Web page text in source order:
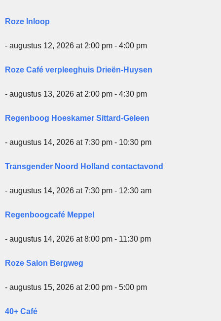
Roze Inloop
- augustus 12, 2026 at 2:00 pm - 4:00 pm
Roze Café verpleeghuis Drieën-Huysen
- augustus 13, 2026 at 2:00 pm - 4:30 pm
Regenboog Hoeskamer Sittard-Geleen
- augustus 14, 2026 at 7:30 pm - 10:30 pm
Transgender Noord Holland contactavond
- augustus 14, 2026 at 7:30 pm - 12:30 am
Regenboogcafé Meppel
- augustus 14, 2026 at 8:00 pm - 11:30 pm
Roze Salon Bergweg
- augustus 15, 2026 at 2:00 pm - 5:00 pm
40+ Café